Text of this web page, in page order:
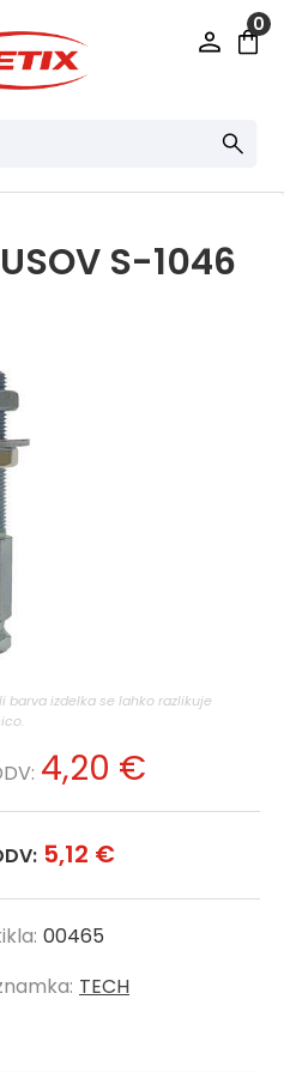
0
S-1046
barva izdelka se lahko razlikuje
4,20 €
5,12 €
00465
TECH